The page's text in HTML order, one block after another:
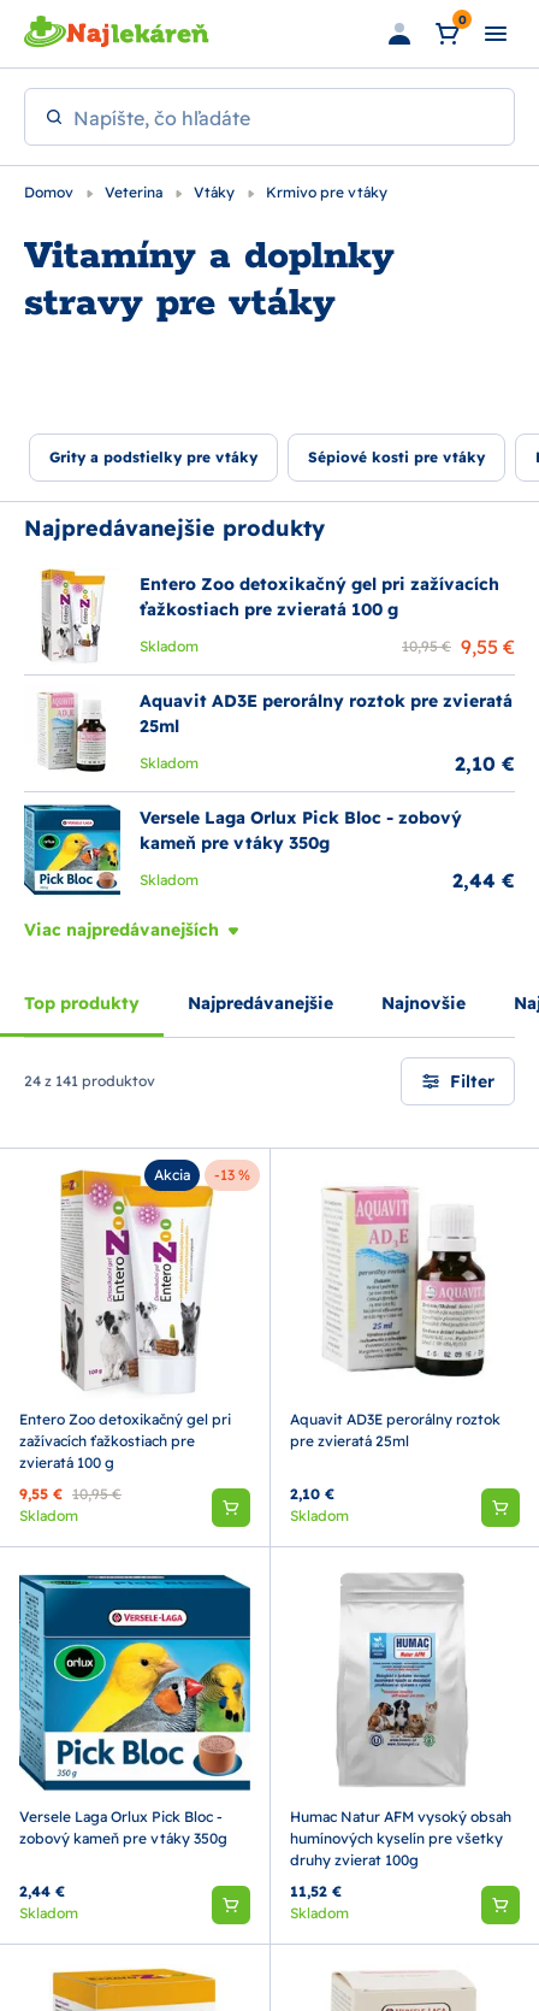
Preskočiť na hlavný obsah 0
Napíšte, čo hľadáte
Domov Veterina Vtáky Krmivo pre vtáky
Vitamíny a doplnky
stravy pre vtáky
Grity a podstielky pre vtáky Sépiové kosti pre vtáky
Najpredávanejšie produkty
Entero Zoo detoxikačný gel pri zažívacích
ťažkostiach pre zvieratá 100 g
Skladom 10,95 € 9,55 €
Aquavit AD3E perorálny roztok pre zvieratá
25ml
Skladom 2,10 €
Versele Laga Orlux Pick Bloc - zobový
kameň pre vtáky 350g
Skladom 2,44 €
Viac najpredávanejších
Top produkty Najpredávanejšie Najnovšie
24 z 141 produktov Filter
Akcia -13 %
Entero Zoo detoxikačný gel pri
zažívacích ťažkostiach pre
zvieratá 100 g
9,55 € 10,95 €
Skladom
Aquavit AD3E perorálny roztok
pre zvieratá 25ml
2,10 €
Skladom
Versele Laga Orlux Pick Bloc -
zobový kameň pre vtáky 350g
2,44 €
Skladom
Humac Natur AFM vysoký obsah
humínových kyselín pre všetky
druhy zvierat 100g
11,52 €
Skladom